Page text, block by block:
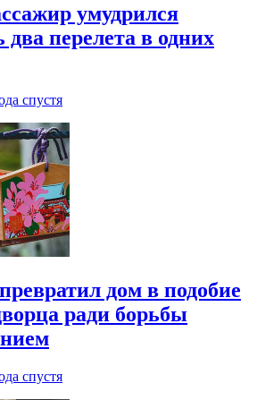
умудрился
два перелета в одних
спустя
дом в подобие
ради борьбы
спустя